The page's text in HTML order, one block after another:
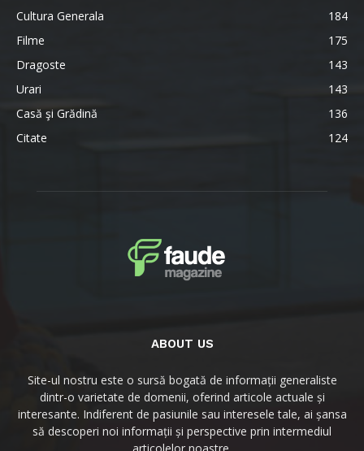
Cultura Generala
184
Filme
175
Dragoste
143
Urari
143
Casă şi Grădină
136
Citate
124
ABOUT US
Site-ul nostru este o sursă bogată de informații generaliste
dintr-o varietate de domenii, oferind articole actuale și
interesante. Indiferent de pasiunile sau interesele tale, ai șansa
să descoperi noi informații și perspective prin intermediul
articolelor noastre.